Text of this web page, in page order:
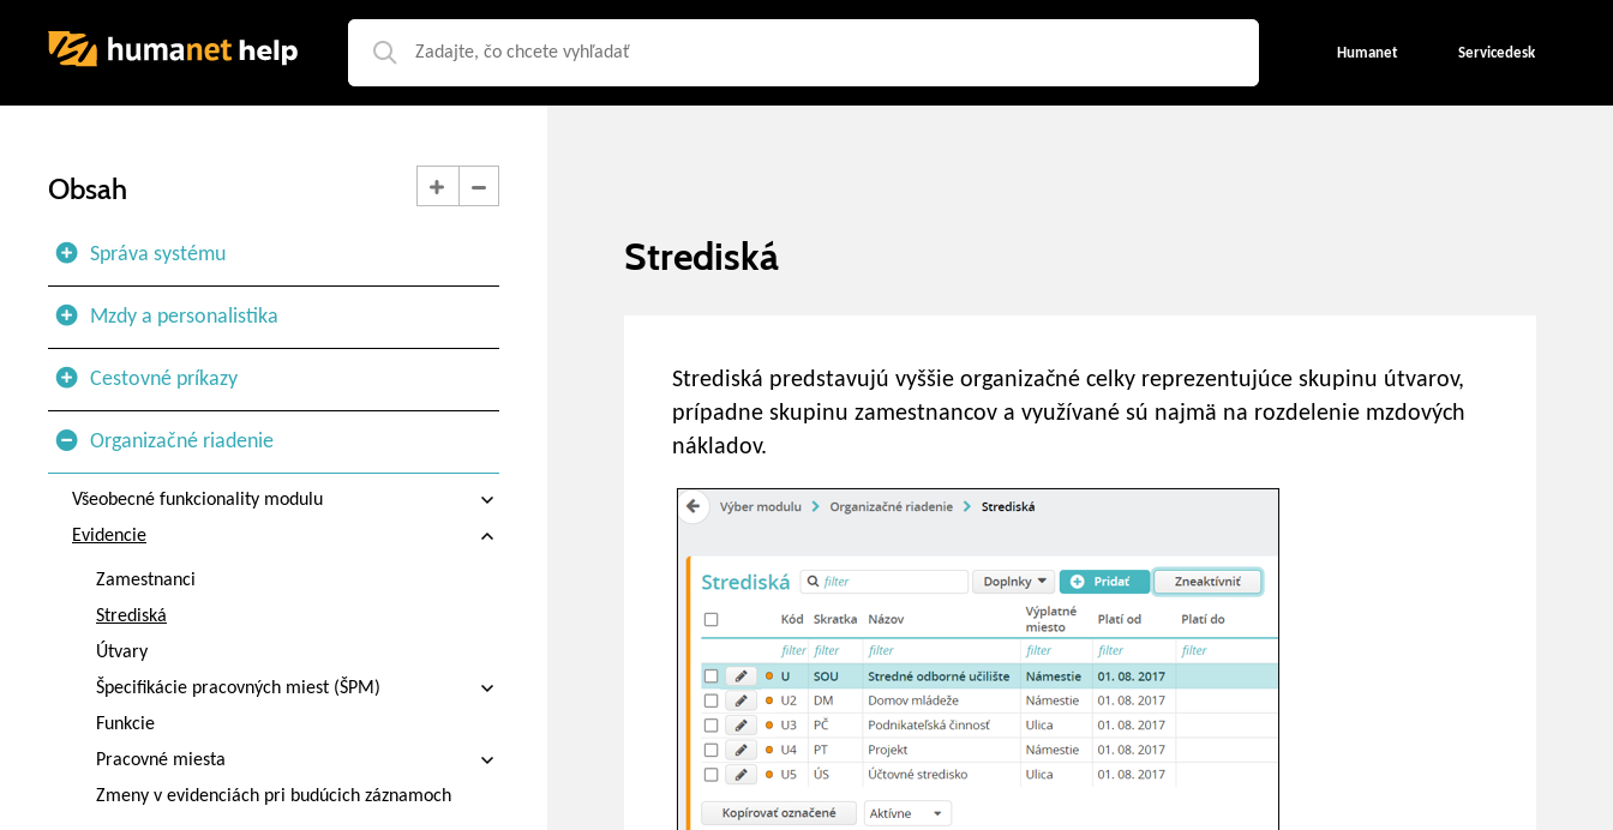
Humanet Servicedesk
Obsah
Správa systému
Mzdy a personalistika
Cestovné príkazy
Organizačné riadenie
Všeobecné funkcionality modulu
Evidencie
Zamestnanci
Strediská
Útvary
Špecifikácie pracovných miest (ŠPM)
Funkcie
Pracovné miesta
Zmeny v evidenciách pri budúcich záznamoch
Strediská
Strediská predstavujú vyššie organizačné celky reprezentujúce skupinu útvarov,
prípadne skupinu zamestnancov a využívané sú najmä na rozdelenie mzdových
nákladov.